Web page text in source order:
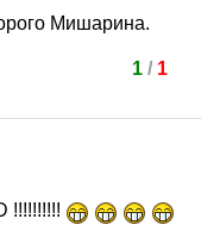
Мишарина.
1/ 1
!!!!!!!!!!